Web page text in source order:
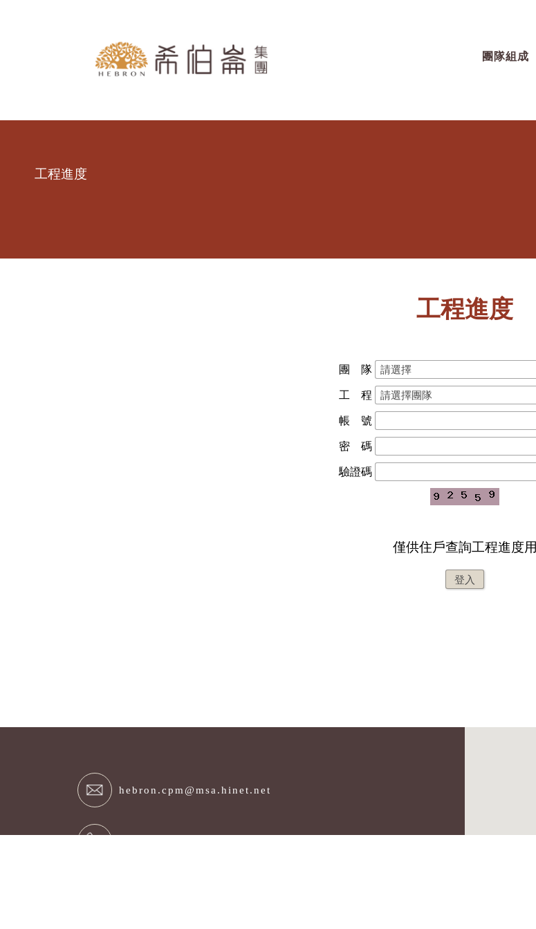
團隊組成
工程進度
工程進度
團 隊
工 程
帳 號
密 碼
驗證碼
僅供住戶查詢工程進度用
hebron.cpm@msa.hinet.net